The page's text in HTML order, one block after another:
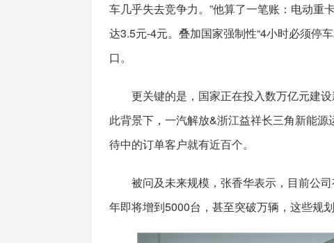
车几乎失去竞争力。”他算了一笔账：电动重
达3.5元-4元。叠加国家强制性“4小时必须停
口。
更关键的是，国家正在投入数万亿元建
此背景下，一汽解放&浙江益祥长三角新能
待中的订单客户就有近百个。
被问及未来规模，张香华表示，目前公
年即将增到5000台，甚至突破万辆，这些规